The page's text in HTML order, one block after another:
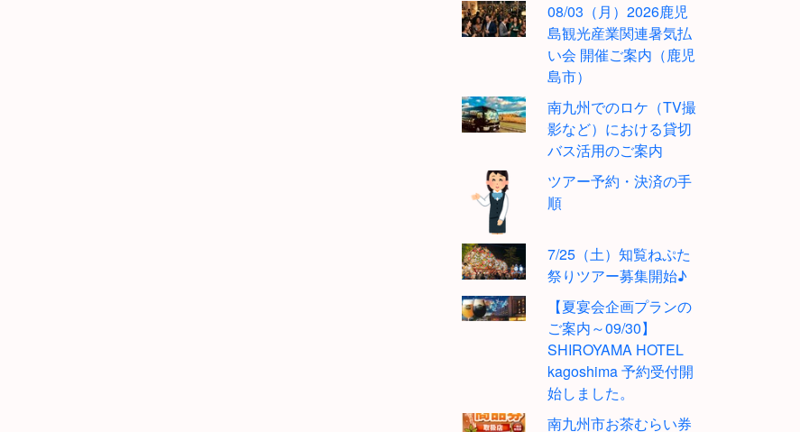
08/03（月）2026鹿児
島観光産業関連暑気払
い会 開催ご案内（鹿児
島市）
南九州でのロケ（TV撮
影など）における貸切
バス活用のご案内
ツアー予約・決済の手
順
7/25（土）知覧ねぷた
祭りツアー募集開始♪
【夏宴会企画プランの
ご案内～09/30】
SHIROYAMA HOTEL
kagoshima 予約受付開
始しました。
南九州市お茶むらい券